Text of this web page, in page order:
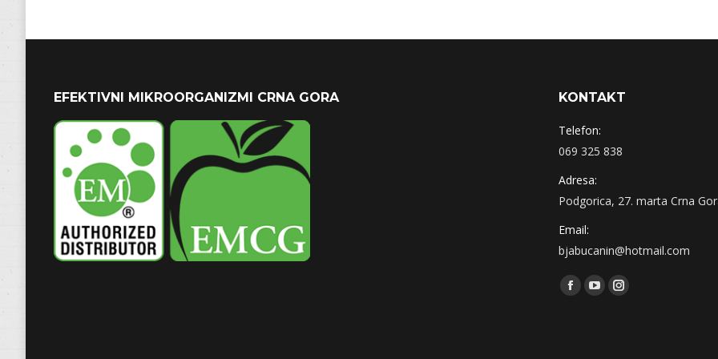
EFEKTIVNI MIKROORGANIZMI CRNA GORA KONTAKT
Telefon:
069 325 838
Adresa:
Podgorica, 27. marta Crna
Email:
bjabucanin@hotmail.com
Find us on:
Facebook
YouTubeInstagram